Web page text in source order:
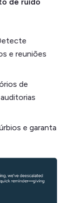
e reuniões
de
e garanta